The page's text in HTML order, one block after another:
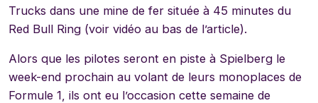
Trucks dans une mine de fer située à 45 minutes du
Red Bull Ring (voir vidéo au bas de l’article).
Alors que les pilotes seront en piste à Spielberg le
week-end prochain au volant de leurs monoplaces de
Formule 1, ils ont eu l’occasion cette semaine de